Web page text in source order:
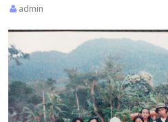
admin